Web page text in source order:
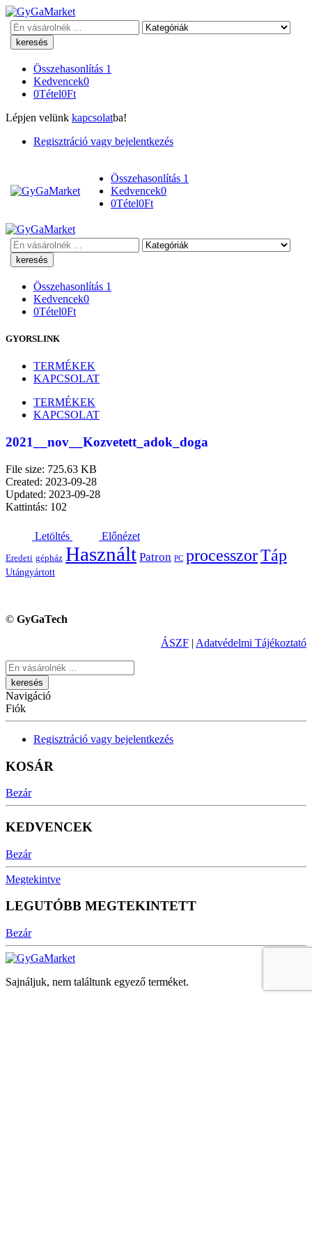
Keresés
Összehasonlítás 1
Kedvencek0
0Tétel0Ft
Lépjen velünk kapcsolatba!
Regisztráció vagy bejelentkezés
Összehasonlítás 1
Kedvencek0
0Tétel0Ft
Keresés
Összehasonlítás 1
Kedvencek0
0Tétel0Ft
GYORSLINK
TERMÉKEK
KAPCSOLAT
TERMÉKEK
KAPCSOLAT
2021__nov__Kozvetett_adok_doga
File size: 725.63 KB
Created: 2023-09-28
Updated: 2023-09-28
Kattintás: 102
Letöltés Előnézet
Eredeti gépház Használt Patron PC processzorTáp
Utángyártott
© GyGaTech
ÁSZF | Adatvédelmi Tájékoztató
Keresés
Navigáció
Fiók
Regisztráció vagy bejelentkezés
KOSÁR
Bezár
KEDVENCEK
Bezár
Megtekintve
LEGUTÓBB MEGTEKINTETT
Bezár
Sajnáljuk, nem találtunk egyező terméket.